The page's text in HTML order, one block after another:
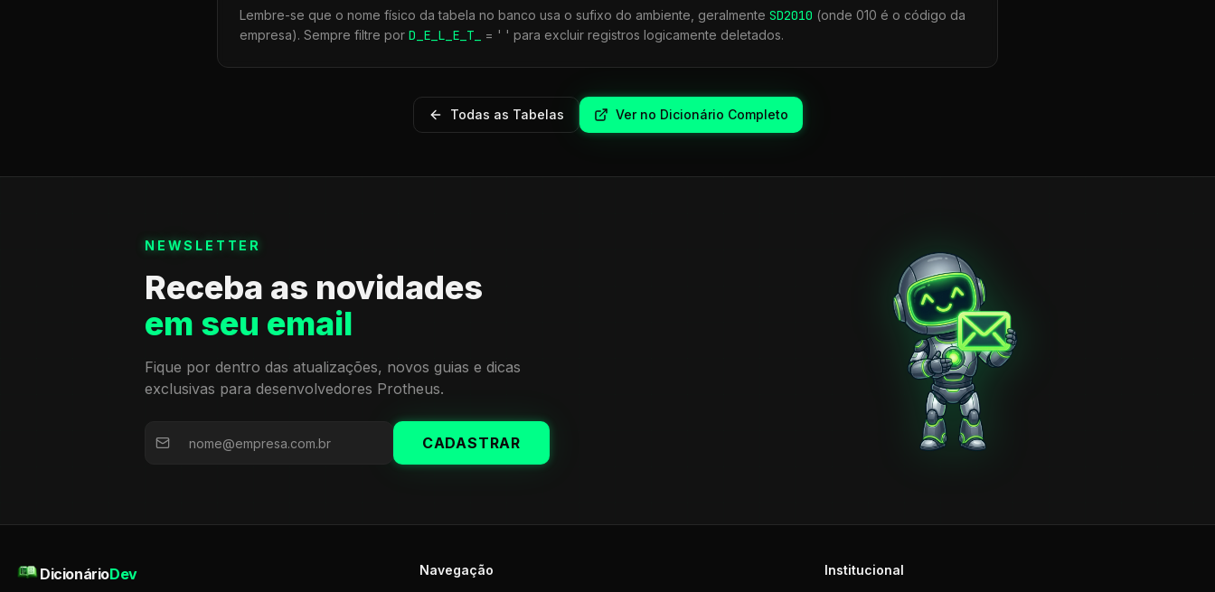
Lembre-se que o nome físico da tabela no banco usa o sufixo do ambiente, geralmente SD2010 (onde 010 é o código da
empresa). Sempre filtre por D_E_L_E_T_ = ' ' para excluir registros logicamente deletados.
Todas as Tabelas Ver no Dicionário Completo
NEWSLETTER
Receba as novidades
em seu email
Fique por dentro das atualizações, novos guias e dicas
exclusivas para desenvolvedores Protheus.
CADASTRAR
DicionárioDev Navegação Institucional